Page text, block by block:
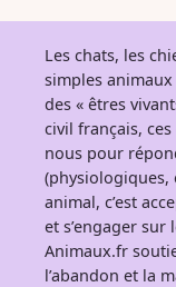
Les chats, les
simples
des « êtres
civil français,
nous pour
(physiologiques,
animal, c’est
et s’engager sur
Animaux.fr
l’abandon et la